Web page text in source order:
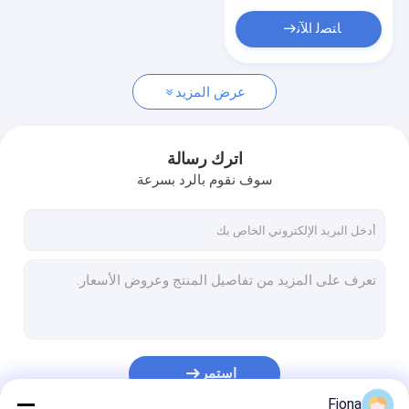
شريط حماية ملف البثق
شريط لاصق من الجص
ﺎﺘﺼﻟ ﺍﻶﻧ
عرض المزيد
اترك رسالة
سوف نقوم بالرد بسرعة
استمر
Fiona